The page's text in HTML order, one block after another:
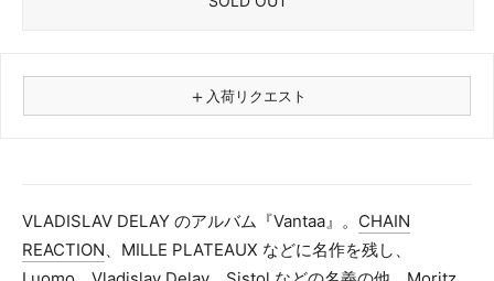
＋ 入荷リクエスト
フォーマット
VLADISLAV DELAY のアルバム『Vantaa』。 CHAIN
REACTION、MILLE PLATEAUX などに名作を残し、